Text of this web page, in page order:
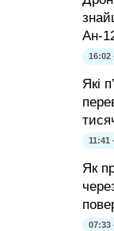
Ан-
16:02
Які
11:41
Як
07:33